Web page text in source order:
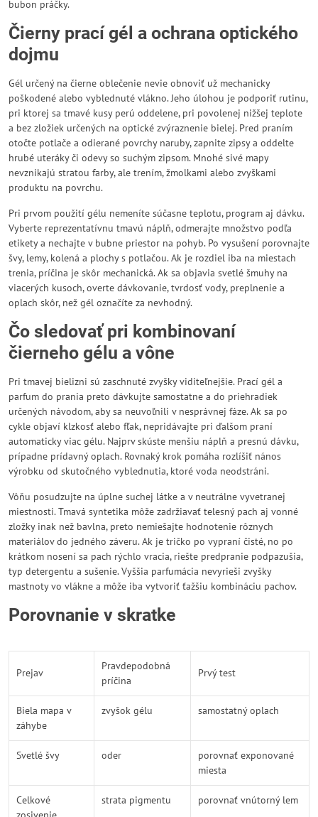
bubon práčky.
Čierny prací gél a ochrana optického
dojmu
Gél určený na čierne oblečenie nevie obnoviť už mechanicky
poškodené alebo vyblednuté vlákno. Jeho úlohou je podporiť rutinu,
pri ktorej sa tmavé kusy perú oddelene, pri povolenej nižšej teplote
a bez zložiek určených na optické zvýraznenie bielej. Pred praním
otočte potlače a odierané povrchy naruby, zapnite zipsy a oddelte
hrubé uteráky či odevy so suchým zipsom. Mnohé sivé mapy
nevznikajú stratou farby, ale trením, žmolkami alebo zvyškami
produktu na povrchu.
Pri prvom použití gélu nemeníte súčasne teplotu, program aj dávku.
Vyberte reprezentatívnu tmavú náplň, odmerajte množstvo podľa
etikety a nechajte v bubne priestor na pohyb. Po vysušení porovnajte
švy, lemy, kolená a plochy s potlačou. Ak je rozdiel iba na miestach
trenia, príčina je skôr mechanická. Ak sa objavia svetlé šmuhy na
viacerých kusoch, overte dávkovanie, tvrdosť vody, preplnenie a
oplach skôr, než gél označíte za nevhodný.
Čo sledovať pri kombinovaní
čierneho gélu a vône
Pri tmavej bielizni sú zaschnuté zvyšky viditeľnejšie. Prací gél a
parfum do prania preto dávkujte samostatne a do priehradiek
určených návodom, aby sa neuvoľnili v nesprávnej fáze. Ak sa po
cykle objaví klzkosť alebo fľak, nepridávajte pri ďalšom praní
automaticky viac gélu. Najprv skúste menšiu náplň a presnú dávku,
prípadne prídavný oplach. Rovnaký krok pomáha rozlíšiť nános
výrobku od skutočného vyblednutia, ktoré voda neodstráni.
Vôňu posudzujte na úplne suchej látke a v neutrálne vyvetranej
miestnosti. Tmavá syntetika môže zadržiavať telesný pach aj vonné
zložky inak než bavlna, preto nemiešajte hodnotenie rôznych
materiálov do jedného záveru. Ak je tričko po vypraní čisté, no po
krátkom nosení sa pach rýchlo vracia, riešte predpranie podpazušia,
typ detergentu a sušenie. Vyššia parfumácia nevyrieši zvyšky
mastnoty vo vlákne a môže iba vytvoriť ťažšiu kombináciu pachov.
Porovnanie v skratke
Prejav
Pravdepodobná
príčina
Prvý test
Biela mapa v
záhybe
zvyšok gélu samostatný oplach
Svetlé švy oder
porovnať exponované
miesta
Celkové
strata pigmentu porovnať vnútorný lem